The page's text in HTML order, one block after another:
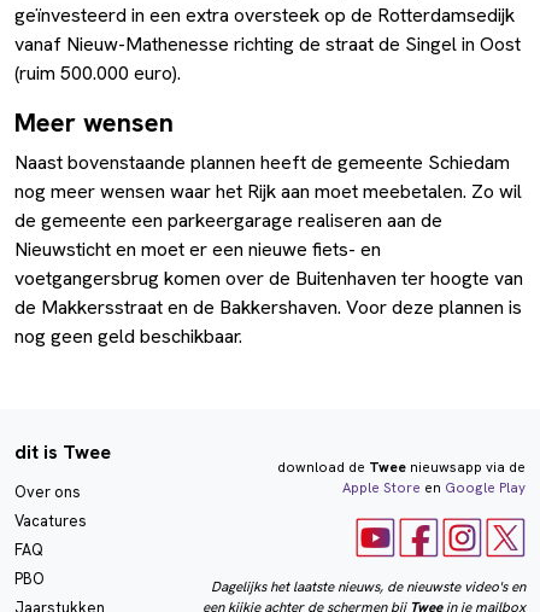
geïnvesteerd in een extra oversteek op de Rotterdamsedijk
vanaf Nieuw-Mathenesse richting de straat de Singel in Oost
(ruim 500.000 euro).
Meer wensen
Naast bovenstaande plannen heeft de gemeente Schiedam
nog meer wensen waar het Rijk aan moet meebetalen. Zo wil
de gemeente een parkeergarage realiseren aan de
Nieuwsticht en moet er een nieuwe fiets- en
voetgangersbrug komen over de Buitenhaven ter hoogte van
de Makkersstraat en de Bakkershaven. Voor deze plannen is
nog geen geld beschikbaar.
dit is Twee
Over ons
Vacatures
FAQ
PBO
Jaarstukken
download de Tweenieuwsapp via de
Apple Store en Google Play
Dagelijks het laatste nieuws, de nieuwste video's en
een kijkje achter de schermen bij Tweein je mailbox